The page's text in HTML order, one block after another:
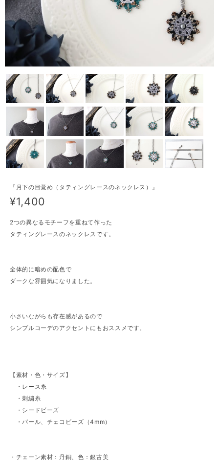
『月下の目覚め（タティングレースのネックレス）』
¥1,400
2つの異なるモチーフを重ねて作った
タティングレースのネックレスです。
全体的に暗めの配色で
ダークな雰囲気になりました。
小さいながらも存在感があるので
シンプルコーデのアクセントにもおススメです。
【素材・色・サイズ】
・レース糸
・刺繍糸
・シードビーズ
・パール、チェコビーズ（4mm）
・チェーン素材：丹銅、色：銀古美